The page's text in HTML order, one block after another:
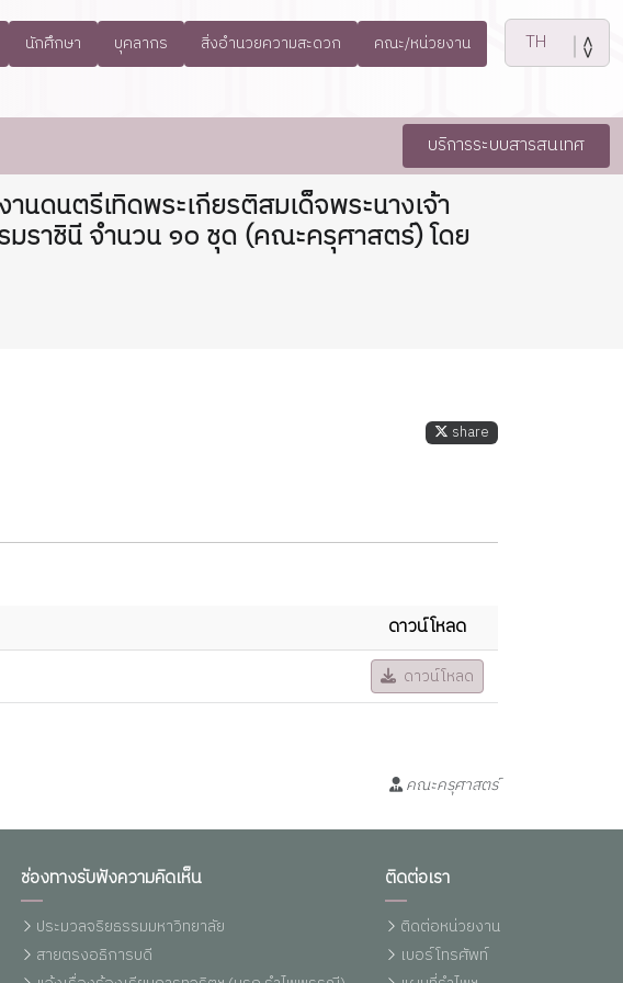
นักศึกษา บุคลากร สิ่งอำนวยความสะดวก คณะ/หน่วยงาน
บริการระบบสารสนเทศ
นดนตรีเทิดพระเกียรติสมเด็จพระนางเจ้า
าชินี จำนวน ๑๐ ชุด (คณะครุศาสตร์) โดย
share
ดาวน์โหลด
ดาวน์โหลด
คณะครุศาสตร์
ช่องทางรับฟังความคิดเห็น
ประมวลจริยธรรมมหาวิทยาลัย
สายตรงอธิการบดี
ติดต่อเรา
ติดต่อหน่วยงาน
เบอร์โทรศัพท์